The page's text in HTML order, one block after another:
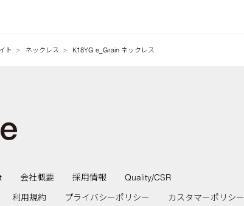
ト ネックレス K18YG e_Grain ネックレス
会社概要 採用情報
Quality/CSR
利用規約 プライバシーポリシー カスタマーポリシー